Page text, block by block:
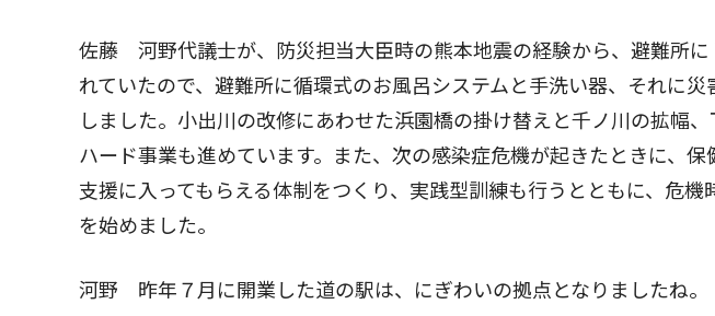
佐藤 河野代議士が、防災担当大臣時の熊本地震の経験から、避難所
れていたので、避難所に循環式のお風呂システムと手洗い器、それに
しました。小出川の改修にあわせた浜園橋の掛け替えと千ノ川の拡幅
ハード事業も進めています。また、次の感染症危機が起きたときに、
支援に入ってもらえる体制をつくり、実践型訓練も行うとともに、危
を始めました。
河野 昨年７月に開業した道の駅は、にぎわいの拠点となりましたね。